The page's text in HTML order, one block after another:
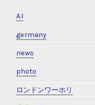
A.I
germany
news
photo
ロンドンワーホリ